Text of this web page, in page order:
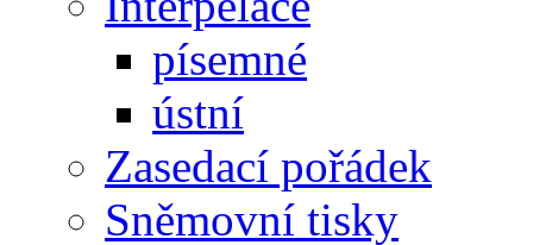
písemné
ústní
Zasedací pořádek
Sněmovní tisky